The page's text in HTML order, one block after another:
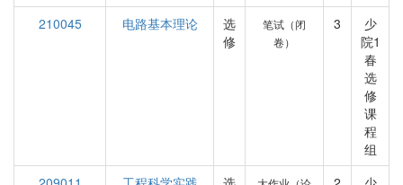
210045
电路基本理论
选
修
笔试（闭
卷）
3
少
院1
春
选
修
课
程
组